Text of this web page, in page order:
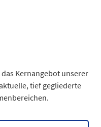
Kernangebot unserer
tief gegliederte